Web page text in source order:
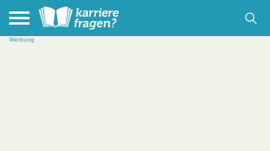
Werbung